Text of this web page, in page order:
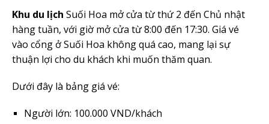
Khu du lịch Suối Hoa mở cửa từ thứ 2 đến Chủ nhật
hàng tuần, với giờ mở cửa từ 8:00 đến 17:30. Giá vé
vào cổng ở Suối Hoa không quá cao, mang lại sự
thuận lợi cho du khách khi muốn thăm quan.
Dưới đây là bảng giá vé:
Người lớn: 100.000 VND/khách